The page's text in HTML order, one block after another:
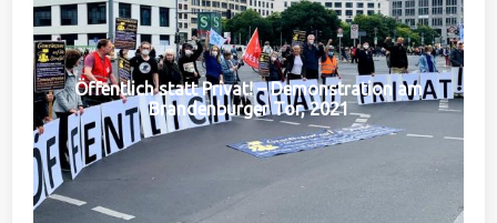
Öffentlich statt Privat! – Demonstration am
Brandenburger Tor, 2021